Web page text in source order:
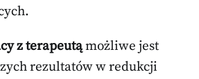
z terapeutąmożliwe jest
rezultatów w redukcji